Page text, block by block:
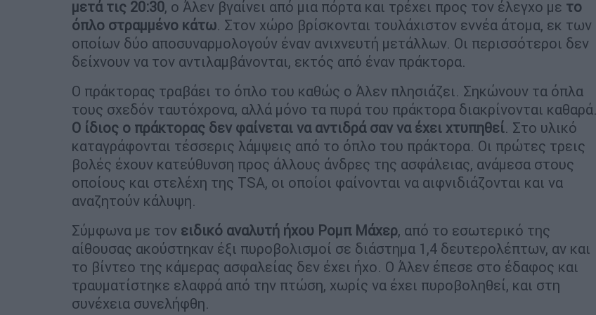
μετά τις 20:30, ο Άλεν βγαίνει από μια πόρτα και τρέχει προς τον έλεγχο με το
όπλο στραμμένο κάτω. Στον χώρο βρίσκονται τουλάχιστον εννέα άτομα, εκ των
οποίων δύο αποσυναρμολογούν έναν ανιχνευτή μετάλλων. Οι περισσότεροι δεν
δείχνουν να τον αντιλαμβάνονται, εκτός από έναν πράκτορα.
Ο πράκτορας τραβάει το όπλο του καθώς ο Άλεν πλησιάζει. Σηκώνουν τα όπλα
τους σχεδόν ταυτόχρονα, αλλά μόνο τα πυρά του πράκτορα διακρίνονται καθαρά.
Ο ίδιος ο πράκτορας δεν φαίνεται να αντιδρά σαν να έχει χτυπηθεί. Στο υλικό
καταγράφονται τέσσερις λάμψεις από το όπλο του πράκτορα. Οι πρώτες τρεις
βολές έχουν κατεύθυνση προς άλλους άνδρες της ασφάλειας, ανάμεσα στους
οποίους και στελέχη της TSA, οι οποίοι φαίνονται να αιφνιδιάζονται και να
αναζητούν κάλυψη.
Σύμφωνα με τον ειδικό αναλυτή ήχου Ρομπ Μάχερ, από το εσωτερικό της
αίθουσας ακούστηκαν έξι πυροβολισμοί σε διάστημα 1,4 δευτερολέπτων, αν και
το βίντεο της κάμερας ασφαλείας δεν έχει ήχο. Ο Άλεν έπεσε στο έδαφος και
τραυματίστηκε ελαφρά από την πτώση, χωρίς να έχει πυροβοληθεί, και στη
συνέχεια συνελήφθη.